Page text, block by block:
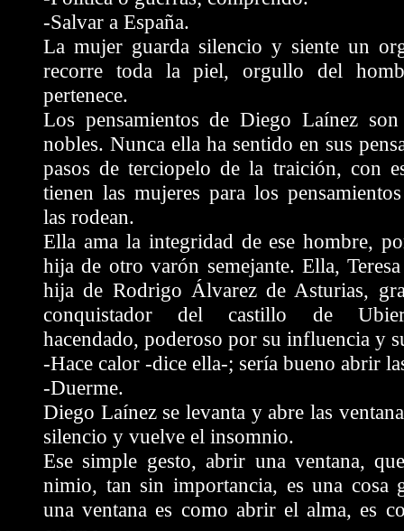
-Salvar a España.
La mujer guarda silencio y siente un
recorre toda la piel, orgullo del
pertenece.
Los pensamientos de Diego Laínez
nobles. Nunca ella ha sentido en sus
pasos de terciopelo de la traición, con
tienen las mujeres para los
las rodean.
Ella ama la integridad de ese hombre,
hija de otro varón semejante. Ella,
hija de Rodrigo Álvarez de Asturias,
conquistador del castillo de
hacendado, poderoso por su influencia y
-Hace calor -dice ella-; sería bueno abrir
-Duerme.
Diego Laínez se levanta y abre las
silencio y vuelve el insomnio.
Ese simple gesto, abrir una ventana,
nimio, tan sin importancia, es una cosa
una ventana es como abrir el alma, es